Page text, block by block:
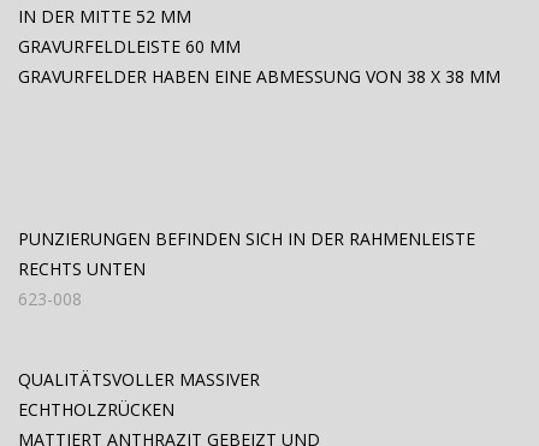
IN DER MITTE 52 MM
GRAVURFELDLEISTE 60 MM
GRAVURFELDER HABEN EINE ABMESSUNG VON 38 X 38 MM
PUNZIERUNGEN BEFINDEN SICH IN DER RAHMENLEISTE
RECHTS UNTEN
623-008
QUALITÄTSVOLLER MASSIVER
ECHTHOLZRÜCKEN
MATTIERT ANTHRAZIT GEBEIZT UND